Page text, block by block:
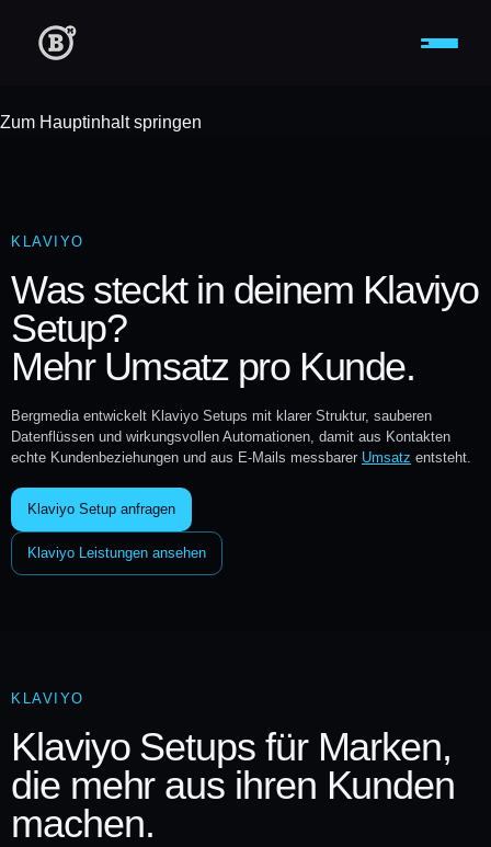
Zum Hauptinhalt springen
KLAVIYO
Was steckt in deinem Klaviyo
Setup?
Mehr Umsatz pro Kunde.
Bergmedia entwickelt Klaviyo Setups mit klarer Struktur, sauberen
Datenflüssen und wirkungsvollen Automationen, damit aus Kontakten
echte Kundenbeziehungen und aus E-Mails messbarer Umsatz entsteht.
Klaviyo Setup anfragen
Klaviyo Leistungen ansehen
KLAVIYO
Klaviyo Setups für Marken,
die mehr aus ihren Kunden
machen.